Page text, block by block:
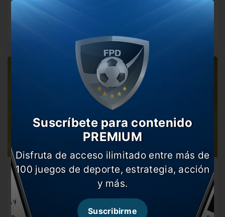
El delantero argentino habló sobre la posibilidad de
Higuaín positivo de coronavirus
El delantero del Inter de Miami quedará aislado y de esta
manera…
Suscríbete para contenido
PREMIUM
Disfruta de acceso ilimitado entre más de
100 juegos de deporte, estrategia, acción
y más.
Suscribirme